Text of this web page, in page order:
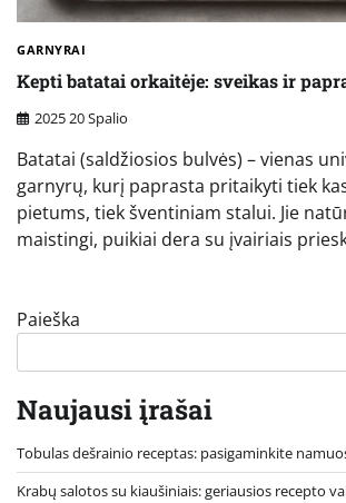
GARNYRAI
Kepti batatai orkaitėje: sveikas ir
2025 20 Spalio
Batatai (saldžiosios bulvės) – vienas
garnyrų, kurį paprasta pritaikyti tiek
pietums, tiek šventiniam stalui. Jie
maistingi, puikiai dera su įvairiais
Paieška
Naujausi įrašai
Tobulas dešrainio receptas: pasigaminkite
Krabų salotos su kiaušiniais: geriausios recepto